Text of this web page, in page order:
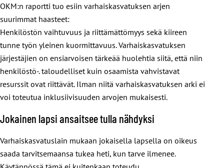
OKM:n raportti tuo esiin varhaiskasvatuksen arjen
suurimmat haasteet:
Henkilöstön vaihtuvuus ja riittämättömyys sekä kiireen
tunne työn yleinen kuormittavuus. Varhaiskasvatuksen
järjestäjien on ensiarvoisen tärkeää huolehtia siitä, että niin
henkilöstö-. taloudelliset kuin osaamista vahvistavat
resurssit ovat riittävät. Ilman niitä varhaiskasvatuksen arki ei
voi toteutua inklusiivisuuden arvojen mukaisesti.
Jokainen lapsi ansaitsee tulla nähdyksi
Varhaiskasvatuslain mukaan jokaisella lapsella on oikeus
saada tarvitsemaansa tukea heti, kun tarve ilmenee.